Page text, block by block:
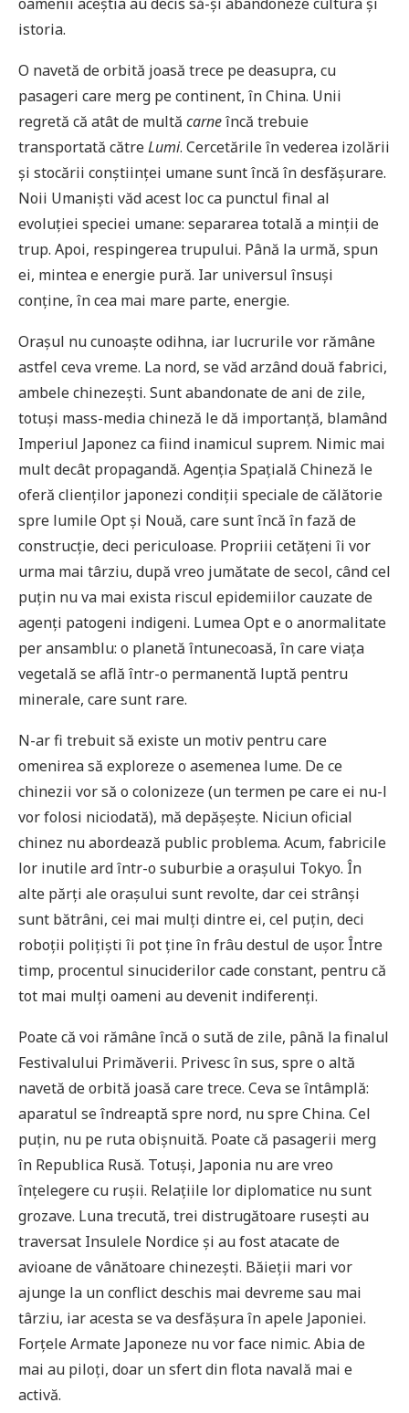
istoria.
O navetă de orbită joasă trece pe deasupra, cu
pasageri care merg pe continent, în China. Unii
regretă că atât de multă carneîncă trebuie
transportată cătreLumi. Cercetările în vederea izolării
și stocării conștiinței umane sunt încă în desfășurare.
Noii Umaniști văd acest loc ca punctul final al
evoluției speciei umane: separarea totală a minții de
trup. Apoi, respingerea trupului. Până la urmă, spun
ei, mintea e energie pură. Iar universul însuși
conține, în cea mai mare parte, energie.
Orașul nu cunoaște odihna, iar lucrurile vor rămâne
astfel ceva vreme. La nord, se văd arzând două fabrici,
ambele chinezești. Sunt abandonate de ani de zile,
totuși mass-media chineză le dă importanță, blamând
Imperiul Japonez ca fiind inamicul suprem. Nimic mai
mult decât propagandă. Agenția Spațială Chineză le
oferă clienților japonezi condiții speciale de călătorie
spre lumile Opt și Nouă, care sunt încă în fază de
construcție, deci periculoase. Propriii cetățeni îi vor
urma mai târziu, după vreo jumătate de secol, când cel
puțin nu va mai exista riscul epidemiilor cauzate de
agenți patogeni indigeni. Lumea Opt e o anormalitate
per ansamblu: o planetă întunecoasă, în care viața
vegetală se află într-o permanentă luptă pentru
minerale, care sunt rare.
N-ar fi trebuit să existe un motiv pentru care
omenirea să exploreze o asemenea lume. De ce
chinezii vor să o colonizeze (un termen pe care ei nu-l
vor folosi niciodată), mă depășește. Niciun oficial
chinez nu abordează public problema. Acum, fabricile
lor inutile ard într-o suburbie a orașului Tokyo. În
alte părți ale orașului sunt revolte, dar cei strânși
sunt bătrâni, cei mai mulți dintre ei, cel puțin, deci
roboții polițiști îi pot ține în frâu destul de ușor. Între
timp, procentul sinuciderilor cade constant, pentru că
tot mai mulți oameni au devenit indiferenți.
Poate că voi rămâne încă o sută de zile, până la finalul
Festivalului Primăverii. Privesc în sus, spre o altă
navetă de orbită joasă care trece. Ceva se întâmplă:
aparatul se îndreaptă spre nord, nu spre China. Cel
puțin, nu pe ruta obișnuită. Poate că pasagerii merg
în Republica Rusă. Totuși, Japonia nu are vreo
înțelegere cu rușii. Relațiile lor diplomatice nu sunt
grozave. Luna trecută, trei distrugătoare rusești au
traversat Insulele Nordice și au fost atacate de
avioane de vânătoare chinezești. Băieții mari vor
ajunge la un conflict deschis mai devreme sau mai
târziu, iar acesta se va desfășura în apele Japoniei.
Forțele Armate Japoneze nu vor face nimic. Abia de
mai au piloți, doar un sfert din flota navală mai e
activă.